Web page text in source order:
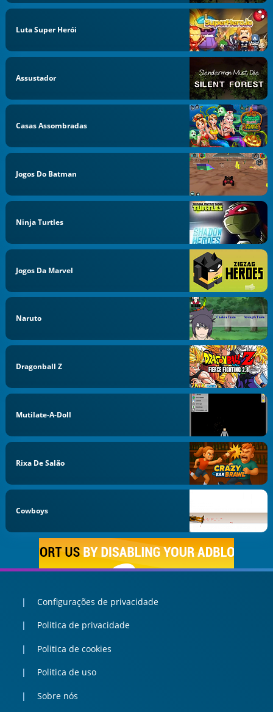
Luta Super Herói
Assustador
Casas Assombradas
Jogos Do Batman
Ninja Turtles
Jogos Da Marvel
Naruto
Dragonball Z
Mutilate-A-Doll
Rixa De Salão
Cowboys
Configurações de privacidade
Politica de privacidade
Politica de cookies
Politica de uso
Sobre nós